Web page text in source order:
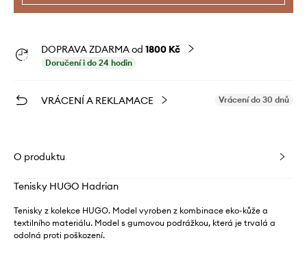
DOPRAVA ZDARMA od 1800 Kč
Doručení i do 24 hodin
VRÁCENÍ A REKLAMACE Vrácení do 30 dnů
O produktu
Tenisky HUGO Hadrian
Tenisky z kolekce HUGO. Model vyroben z kombinace eko-kůže a
textilního materiálu. Model s gumovou podrážkou, která je trvalá a
odolná proti poškození.